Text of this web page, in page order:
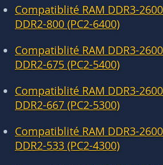
Compatiblité RAM DDR3-
DDR2-800 (PC2-6400)
Compatiblité RAM DDR3-
DDR2-675 (PC2-5400)
Compatiblité RAM DDR3-
DDR2-667 (PC2-5300)
Compatiblité RAM DDR3-
DDR2-533 (PC2-4300)